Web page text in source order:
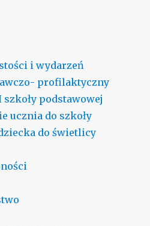
i wydarzeń
profilaktyczny
szkoły podstawowej
ucznia do szkoły
do świetlicy